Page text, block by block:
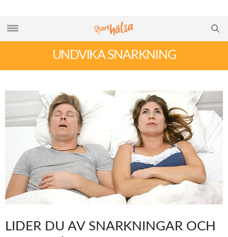
UNDVIKA SNARKNING
LIDER DU AV SNARKNINGAR OCH